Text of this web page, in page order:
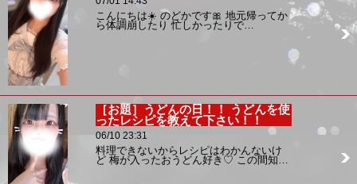
こんにちは☀️ のどかです🎀 地元帰ってか
ら体調崩したり 忙しかったりで…
［お題］うどんの日！！ うどんを使
ったレシピを教えて下さい！！
06/10 23:31
料理できないからレシピはわかんないけ
ど 梅が入ったおうどん好き♡ この間知…